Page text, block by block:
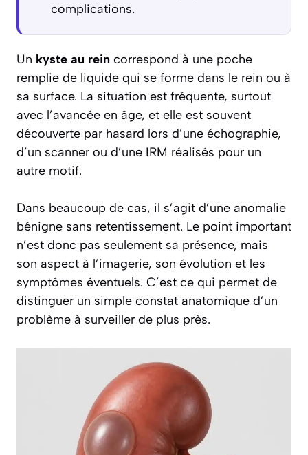
complications.
Un kyste au rein correspond à une poche
remplie de liquide qui se forme dans le rein ou à
sa surface. La situation est fréquente, surtout
avec l’avancée en âge, et elle est souvent
découverte par hasard lors d’une échographie,
d’un scanner ou d’une IRM réalisés pour un
autre motif.
Dans beaucoup de cas, il s’agit d’une anomalie
bénigne sans retentissement. Le point important
n’est donc pas seulement sa présence, mais
son aspect à l’imagerie, son évolution et les
symptômes éventuels. C’est ce qui permet de
distinguer un simple constat anatomique d’un
problème à surveiller de plus près.